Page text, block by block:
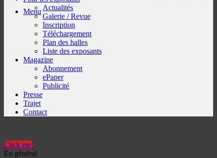
Menu Actualités
Galerie / Revue
Inscription
Téléchargement
Plan des halles
Liste des exposants
Magazine
Abonnement
ePaper
Publicité
Presse
Trajet
Contact
Click me!
En général